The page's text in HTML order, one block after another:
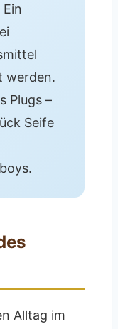
werden.
Plugs –
Seife
Alltag im